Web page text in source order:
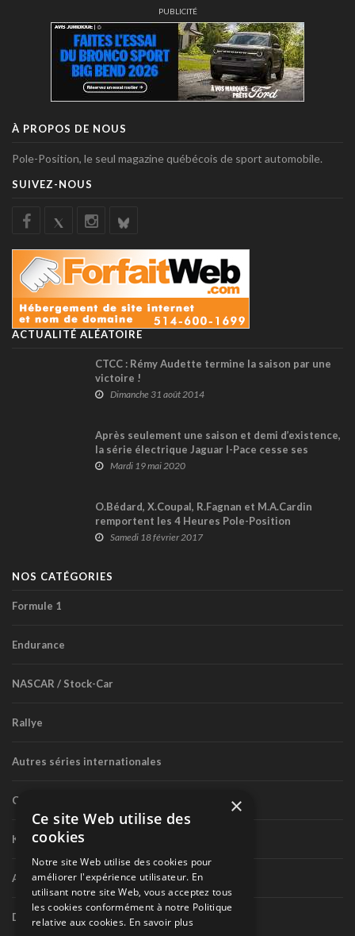
PUBLICITÉ
À PROPOS DE NOUS
Pole-Position, le seul magazine québécois de sport automobile.
SUIVEZ-NOUS
ACTUALITÉ ALÉATOIRE
CTCC : Rémy Audette termine la saison par une
victoire !
Dimanche 31 août 2014
Après seulement une saison et demi d’existence,
la série électrique Jaguar I-Pace cesse ses
activités
Mardi 19 mai 2020
O.Bédard, X.Coupal, R.Fagnan et M.A.Cardin
remportent les 4 Heures Pole-Position
Samedi 18 février 2017
NOS CATÉGORIES
Formule 1
Endurance
NASCAR / Stock-Car
Rallye
Autres séries internationales
Circuit routier canadien
Karting
Autres séries nationales
Divers
×
Ce site Web utilise des
cookies
Notre site Web utilise des cookies pour
améliorer l'expérience utilisateur. En
utilisant notre site Web, vous acceptez tous
les cookies conformément à notre Politique
relative aux cookies. En savoir plus